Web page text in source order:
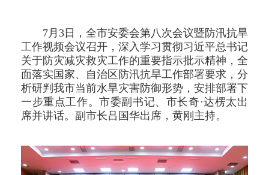
7月3日，全市安委会第八次会议暨防汛抗旱
工作视频会议召开，深入学习贯彻习近平总书记
关于防灾减灾救灾工作的重要指示批示精神，全
面落实国家、自治区防汛抗旱工作部署要求，分
析研判我市当前水旱灾害防御形势，安排部署下
一步重点工作。市委副书记、市长奇·达楞太出
席并讲话。副市长吕国华出席，黄刚主持。